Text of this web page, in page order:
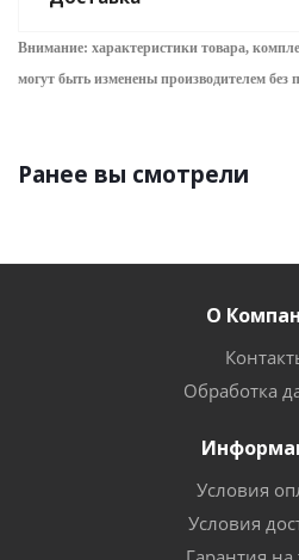
Внимание: характеристики товара,
могут быть изменены производителем без
Ранее вы смотрели
О
Обработка
Условия
Условия